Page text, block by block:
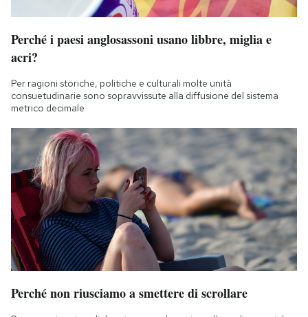
Perché i paesi anglosassoni usano libbre, miglia e
acri?
Per ragioni storiche, politiche e culturali molte unità
consuetudinarie sono sopravvissute alla diffusione del sistema
metrico decimale
Perché non riusciamo a smettere di scrollare